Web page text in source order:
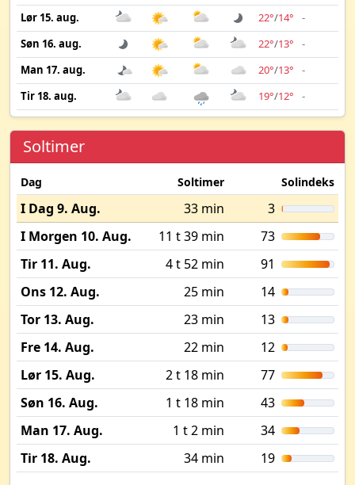
Lør 15. aug.
22°/14°
-
Søn 16. aug.
22°/13°
-
Man 17. aug.
20°/13°
-
Tir 18. aug.
19°/12° -
Soltimer
Dag Soltimer Solindeks
I Dag 9. Aug. 33 min
3
I Morgen 10. Aug.
11 t 39 min
73
Tir 11. Aug.
4 t 52 min
91
Ons 12. Aug.
25 min
14
Tor 13. Aug.
23 min
13
Fre 14. Aug.
22 min
12
Lør 15. Aug.
2 t 18 min
77
Søn 16. Aug.
1 t 18 min
43
Man 17. Aug.
1 t 2 min
34
Tir 18. Aug.
34 min 19